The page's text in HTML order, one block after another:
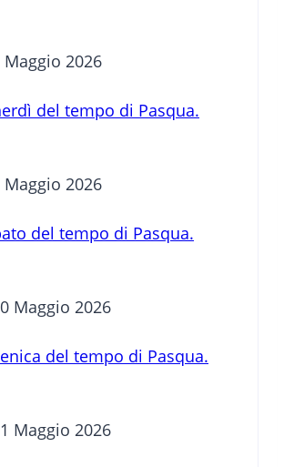
2026
del tempo di Pasqua.
2026
del tempo di Pasqua.
Maggio 2026
del tempo di Pasqua.
Maggio 2026